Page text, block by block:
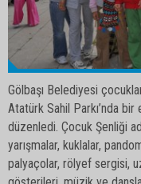
Gölbaşı Belediyesi
Atatürk Sahil Parkı’nda bir
düzenledi. Çocuk Şenliği
yarışmalar, kuklalar,
palyaçolar, rölyef sergisi,
gösterileri, müzik ve